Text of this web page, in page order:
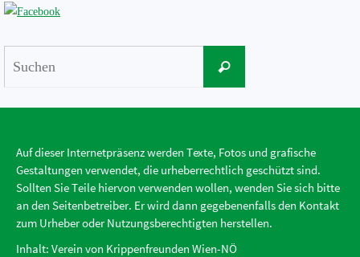
Suchen
Auf dieser Internetpräsenz werden Texte, Fotos und grafische
Gestaltungen verwendet, die urheberrechtlich geschützt sind.
Sollten Sie Teile hiervon verwenden wollen, wenden Sie sich bitte
an den Seitenbetreiber. Er wird dann gegebenenfalls den Kontakt
zum Urheber oder Nutzungsberechtigten herstellen.
Inhalt: Verein von Krippenfreunden Wien-NÖ